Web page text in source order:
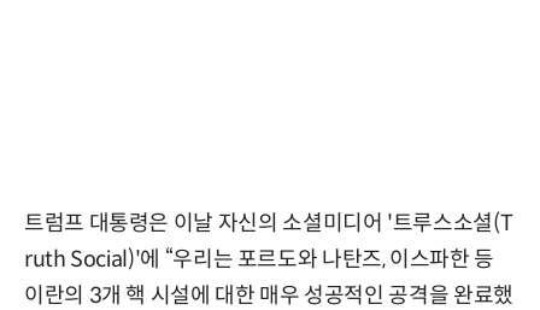
트럼프 대통령은 이날 자신의 소셜미디어 '트루스소셜(T
ruth Social)'에 “우리는 포르도와 나탄즈, 이스파한 등
이란의 3개 핵 시설에 대한 매우 성공적인 공격을 완료했